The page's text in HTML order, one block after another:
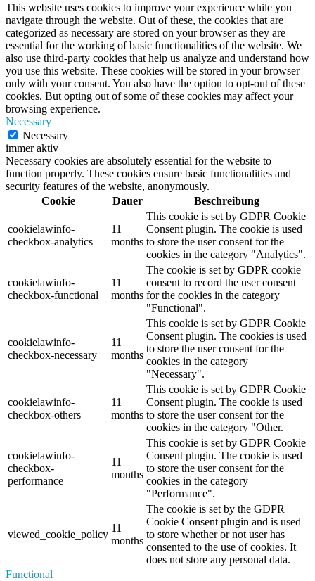
This website uses cookies to improve your experience while you
navigate through the website. Out of these, the cookies that are
categorized as necessary are stored on your browser as they are
essential for the working of basic functionalities of the website. We
also use third-party cookies that help us analyze and understand how
you use this website. These cookies will be stored in your browser
only with your consent. You also have the option to opt-out of these
cookies. But opting out of some of these cookies may affect your
browsing experience.
Necessary
Necessary
immer aktiv
Necessary cookies are absolutely essential for the website to
function properly. These cookies ensure basic functionalities and
security features of the website, anonymously.
Cookie
Dauer Beschreibung
cookielawinfo-
checkbox-analytics
11
months
This cookie is set by GDPR Cookie
Consent plugin. The cookie is used
to store the user consent for the
cookies in the category "Analytics".
cookielawinfo-
checkbox-functional
11
months
The cookie is set by GDPR cookie
consent to record the user consent
for the cookies in the category
"Functional".
cookielawinfo-
checkbox-necessary
11
months
This cookie is set by GDPR Cookie
Consent plugin. The cookies is used
to store the user consent for the
cookies in the category
"Necessary".
cookielawinfo-
checkbox-others
11
months
This cookie is set by GDPR Cookie
Consent plugin. The cookie is used
to store the user consent for the
cookies in the category "Other.
cookielawinfo-
checkbox-
performance
11
months
This cookie is set by GDPR Cookie
Consent plugin. The cookie is used
to store the user consent for the
cookies in the category
"Performance".
viewed_cookie_policy
11
months
The cookie is set by the GDPR
Cookie Consent plugin and is used
to store whether or not user has
consented to the use of cookies. It
does not store any personal data.
Functional